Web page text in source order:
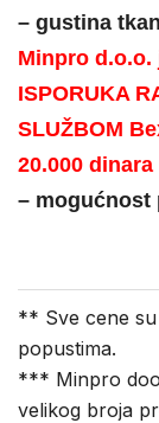
– gustina
Minpro
ISPORUKA
SLUŽBOM
20.000 dinara
– mogućnost
** Sve cene
popustima.
*** Minpro
velikog broja